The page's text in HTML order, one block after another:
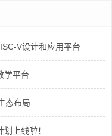
V设计和应用平台
学平台
态布局
上线啦！